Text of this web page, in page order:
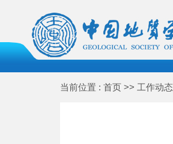
当前位置 : 首页 >> 工作动态